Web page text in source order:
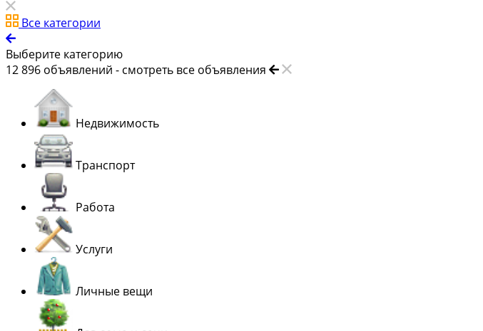
Все категории
Выберите категорию
12 896 объявлений - смотреть все объявления
Недвижимость
Транспорт
Работа
Услуги
Личные вещи